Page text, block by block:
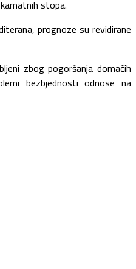
stopa.
prognoze su revidirane
zbog pogoršanja domaćih
bezbjednosti odnose na